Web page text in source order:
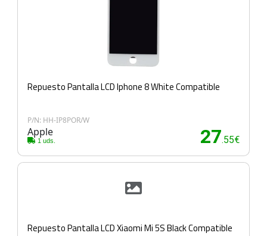
Repuesto Pantalla LCD Iphone 8 White Compatible
P/N: HH-IP8POR/W
Apple
1 uds. 27.55€
Repuesto Pantalla LCD Xiaomi Mi 5S Black Compatible